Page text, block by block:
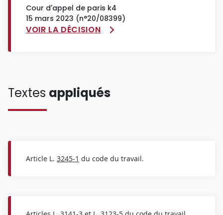
Cour d'appel de paris k4
15 mars 2023 (n°20/08399)
VOIR LA DÉCISION
Textes appliqués
Article L. 3245-1 du code du travail.